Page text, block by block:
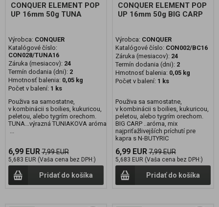
CONQUER ELEMENT POP
UP 16mm 50g TUNA
Výrobca: CONQUER
Katalógové číslo:
CON028/TUNA16
Záruka (mesiacov): 24
Termín dodania (dni): 2
Hmotnosť balenia: 0,05 kg
Počet v balení: 1 ks
Použiva sa samostatne,
v kombinácii s boilies, kukuricou,
peletou, alebo tygrím orechom.
TUNA...výrazná TUNIAKOVA aróma
...
6,99 EUR7,99 EUR
5,683 EUR (Vaša cena bez DPH:)
Pridať do košíka
CONQUER ELEMENT POP
UP 16mm 50g BIG CARP
Výrobca: CONQUER
Katalógové číslo: CON002/BC16
Záruka (mesiacov): 24
Termín dodania (dni): 2
Hmotnosť balenia: 0,05 kg
Počet v balení: 1 ks
Použiva sa samostatne,
v kombinácii s boilies, kukuricou,
peletou, alebo tygrím orechom.
BIG CARP ..aróma, mix
najpriťažlivejších príchutí pre
kapra s N-BUTYRIC
6,99 EUR7,99 EUR
5,683 EUR (Vaša cena bez DPH:)
Pridať do košíka